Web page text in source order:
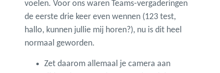
voelen. Voor ons waren Teams-vergaderingen
de eerste drie keer even wennen (123 test,
hallo, kunnen jullie mij horen?), nu is dit heel
normaal geworden.
Zet daarom allemaal je camera aan